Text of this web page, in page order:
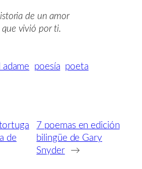
de un amor
vivió por ti.
adame poesía poeta
de
7 poemas en edición
bilingüe de Gary
Snyder
→